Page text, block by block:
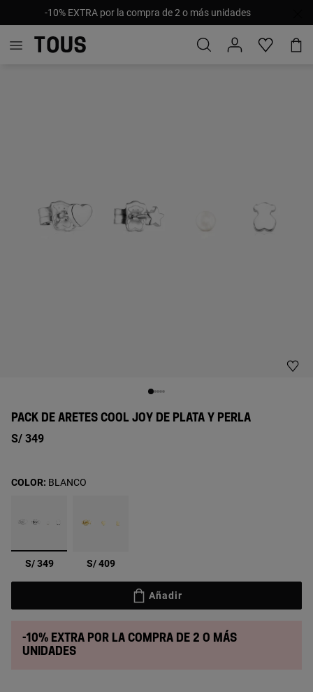
-10% EXTRA por la compra de 2 o más unidades
PACK DE ARETES COOL JOY DE PLATA Y PERLA
S/ 349
seleccionado
S/ 349 S/ 409
COLOR: BLANCO
Añadir
-10% extra por la compra de 2 o más
unidades